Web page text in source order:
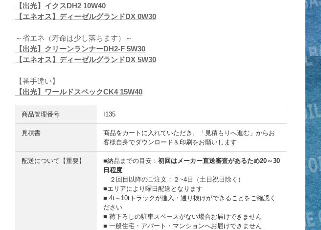
【出光】イクスDH2 10W40
【エネオス】ディーゼルグランドDX 0W30
～省エネ（寿命は少し落ちます）～
【出光】クリーンランナーDH2-F 5W30
【エネオス】ディーゼルグランドDX 5W30
【番手違い】
【出光】ワールドスペックCK4 15W40
商品管理番号 I135
見積書
商品をカートに入れていただき、「見積もりへ進む」からお
客様自身でダウンロード＆印刷をお願いします
配送について【重要】 ■納品までの目安： 初回はメーカー直送審査があるため20～30
日程度
２回目以降のご注文：２~4日（土日祝日除く）
■エリアにより曜日配送となります
■ 4t～10tトラックが進入・通り抜けができることをご確認く
ださい
■ 荷下ろしの駐車スペースがない場合お届けできません
■ 一般住宅・アパート・マンションへお届けできません